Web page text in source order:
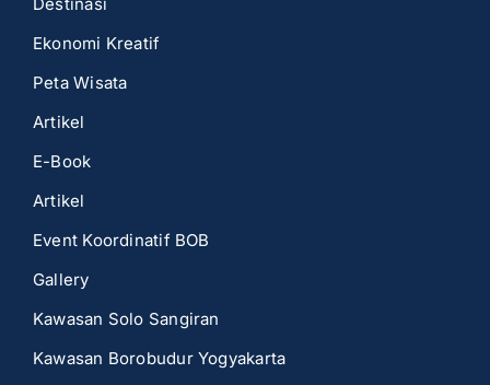
Ekonomi Kreatif
Peta Wisata
Artikel
E-Book
Artikel
Event Koordinatif BOB
Gallery
Kawasan Solo Sangiran
Kawasan Borobudur Yogyakarta